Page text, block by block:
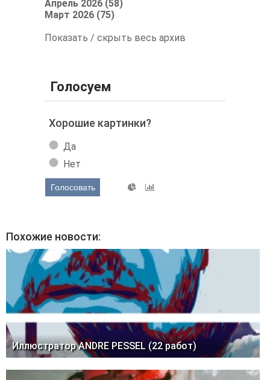
Апрель 2026 (58)
Март 2026 (75)
Показать / скрыть весь архив
Голосуем
Хорошие картинки?
Да
Нет
Голосовать
Похожие новости:
Иллюстратор ANDRE PESSEL (22 работ)